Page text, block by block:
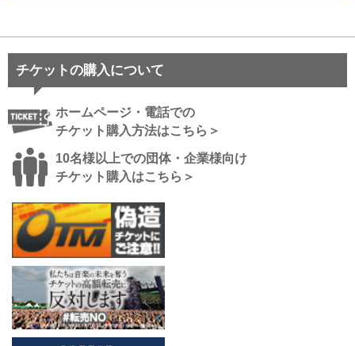
チケットの購入について
ホームページ・電話での
チケット購入方法はこちら＞
10名様以上での団体・企業様向け
チケット購入はこちら＞